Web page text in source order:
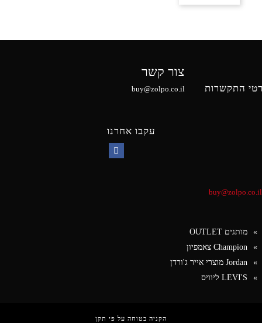
התקשרות
צור קשר
buy@zolpo.co.il
עקבו אחרנו
buy@zolpo.co.il
מותגים OUTLET
Champion צאמפיון
Jordan מוצרי אייר ג'ורדן
LEVI'S ליוויס
הקניה בטוחה על פי תקן